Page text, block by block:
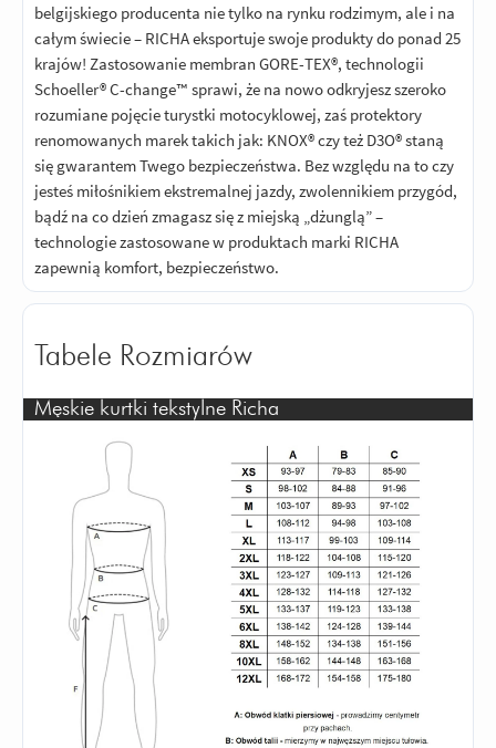
belgijskiego producenta nie tylko na rynku rodzimym, ale i na
całym świecie – RICHA eksportuje swoje produkty do ponad 25
krajów! Zastosowanie membran GORE-TEX®, technologii
Schoeller® C-change™ sprawi, że na nowo odkryjesz szeroko
rozumiane pojęcie turystki motocyklowej, zaś protektory
renomowanych marek takich jak: KNOX® czy też D3O® staną
się gwarantem Twego bezpieczeństwa. Bez względu na to czy
jesteś miłośnikiem ekstremalnej jazdy, zwolennikiem przygód,
bądź na co dzień zmagasz się z miejską „dżunglą” –
technologie zastosowane w produktach marki RICHA
zapewnią komfort, bezpieczeństwo.
Tabele Rozmiarów
Męskie kurtki tekstylne Richa